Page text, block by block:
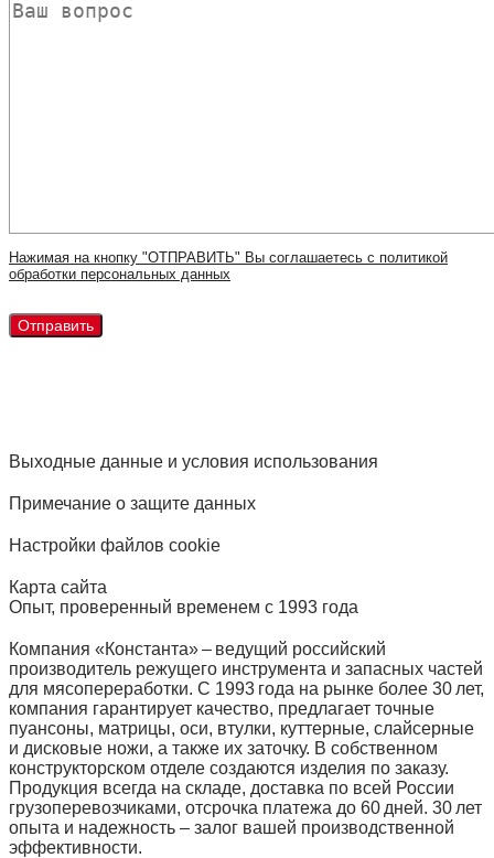
Нажимая на кнопку "ОТПРАВИТЬ" Вы соглашаетесь с политикой
обработки персональных данных
Выходные данные и условия использования
Примечание о защите данных
Настройки файлов cookie
Карта сайта
Опыт, проверенный временем с 1993 года
Компания «Константа» – ведущий российский
производитель режущего инструмента и запасных частей
для мясопереработки. С 1993 года на рынке более 30 лет,
компания гарантирует качество, предлагает точные
пуансоны, матрицы, оси, втулки, куттерные, слайсерные
и дисковые ножи, а также их заточку. В собственном
конструкторском отделе создаются изделия по заказу.
Продукция всегда на складе, доставка по всей России
грузоперевозчиками, отсрочка платежа до 60 дней. 30 лет
опыта и надежность – залог вашей производственной
эффективности.